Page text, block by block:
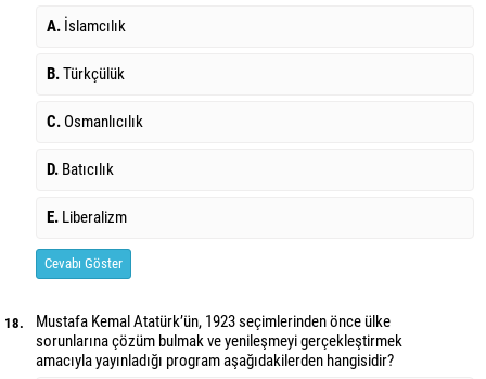
A. İslamcılık
B.Türkçülük
C. Osmanlıcılık
D. Batıcılık
E. Liberalizm
Cevabı Göster
18.
Mustafa Kemal Atatürk’ün, 1923 seçimlerinden önce ülke
sorunlarına çözüm bulmak ve yenileşmeyi gerçekleştirmek
amacıyla yayınladığı program aşağıdakilerden hangisidir?